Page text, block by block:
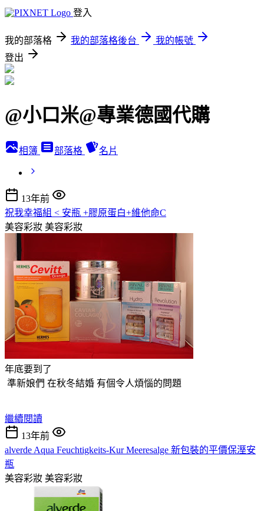
登入
我的部落格 我的部落格後台
我的帳號
登出
@小口米@專業德國代購
相簿 部落格 名片
13年前
祝我幸福組 < 安瓶 +膠原蛋白+維他命C
美容彩妝 美容彩妝
年底要到了
準新娘們 在秋冬結婚 有個令人煩惱的問題
繼續閱讀
13年前
alverde Aqua Feuchtigkeits-Kur Meeresalge 新包裝的平價保溼安
瓶
美容彩妝 美容彩妝